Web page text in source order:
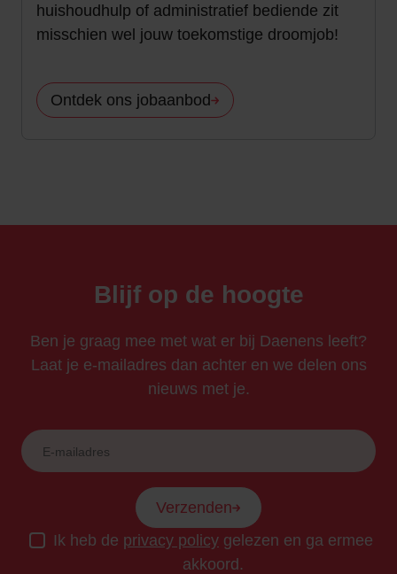
huishoudhulp of administratief bediende zit
misschien wel jouw toekomstige droomjob!
Ontdek ons jobaanbod
Blijf op de hoogte
Ben je graag mee met wat er bij Daenens leeft?
Laat je e-mailadres dan achter en we delen ons
nieuws met je.
Verzenden
Ik heb de privacy policygelezen en ga ermee
akkoord.